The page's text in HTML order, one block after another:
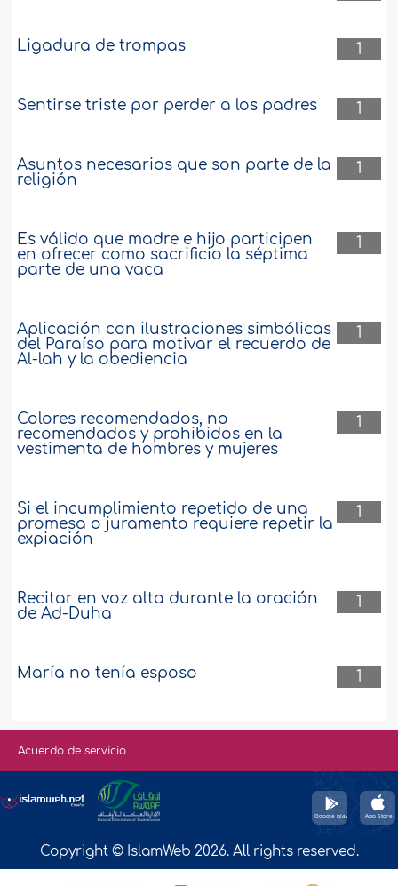
1
Ligadura de trompas
1
Sentirse triste por perder a los padres
1
Asuntos necesarios que son parte de la
religión
1
Es válido que madre e hijo participen
en ofrecer como sacrificio la séptima
parte de una vaca
1
Aplicación con ilustraciones simbólicas
del Paraíso para motivar el recuerdo de
Al-lah y la obediencia
1
Colores recomendados, no
recomendados y prohibidos en la
vestimenta de hombres y mujeres
1
Si el incumplimiento repetido de una
promesa o juramento requiere repetir la
expiación
1
Recitar en voz alta durante la oración
de Ad-Duha
1
María no tenía esposo
Acuerdo de servicio
Copyright © IslamWeb 2026. All rights reserved.